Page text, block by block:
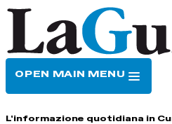
OPEN MAIN MENU
L'informazione quotidiana in